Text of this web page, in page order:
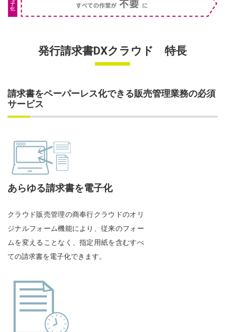
発行請求書DXクラウド 特長
請求書をペーパーレス化できる販売管理業務の必須
サービス
あらゆる請求書を電子化
クラウド販売管理の商奉行クラウドのオリ
ジナルフォーム機能により、従来のフォー
ムを変えることなく、指定用紙を含むすべ
ての請求書を電子化できます。